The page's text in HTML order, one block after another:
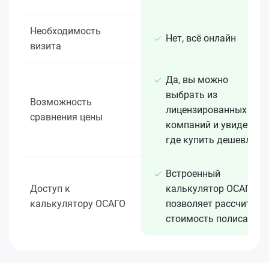
Необходимость
визита
Нет, всё онлайн
Возможность
сравнения цены
Да, вы можно
выбрать из
лицензированных 15+
компаний и увидеть,
где купить дешевле
Доступ к
калькулятору ОСАГО
Встроенный
калькулятор ОСАГО
позволяет рассчитать
стоимость полиса